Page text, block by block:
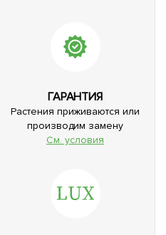
ГАРАНТИЯ
Растения приживаются или
производим замену
См. условия